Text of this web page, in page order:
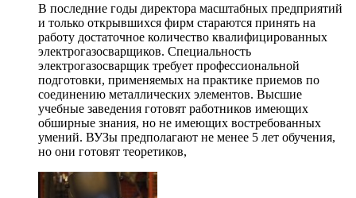
В последние годы директора масштабных предприятий
и только открывшихся фирм стараются принять на
работу достаточное количество квалифицированных
электрогазосварщиков. Специальность
электрогазосварщик требует профессиональной
подготовки, применяемых на практике приемов по
соединению металлических элементов. Высшие
учебные заведения готовят работников имеющих
обширные знания, но не имеющих востребованных
умений. ВУЗы предполагают не менее 5 лет обучения,
но они готовят теоретиков,